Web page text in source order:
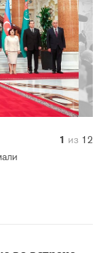
1 из 12
2 из 12
3 из 12
4 из 12
5 из 12
6 из 12
7 из 12
8 из 12
9 из 12
10 из 12
11 из 12
12 из 12